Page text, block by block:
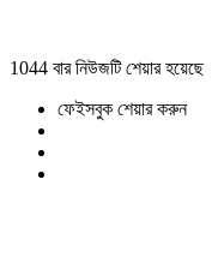
1044 বার নিউজটি শেয়ার হয়েছে
ফেইসবুক শেয়ার করুন